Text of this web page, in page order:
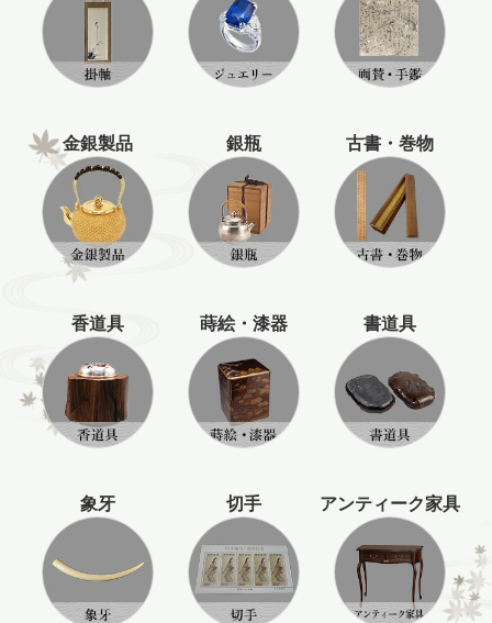
金銀製品 銀瓶 古書・巻物
香道具 蒔絵・漆器 書道具
象牙 切手 アンティーク家具